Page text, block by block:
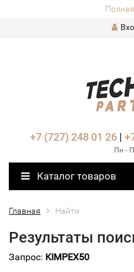
+7 (727) 248 01 26|
Пн -
Каталог товаров
Главная Найти
Результаты
Запрос: KIMPEX50